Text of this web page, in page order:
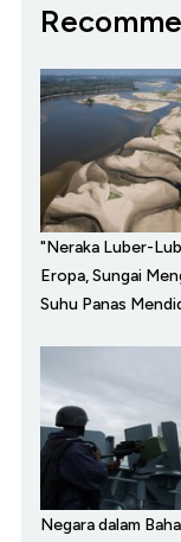
"Neraka Luber-
Eropa, Sungai
Suhu Panas
Negara dalam